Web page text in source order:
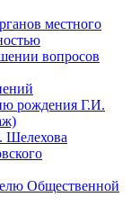
местного
вопросов
рождения Г.И.
Шелехова
Общественной